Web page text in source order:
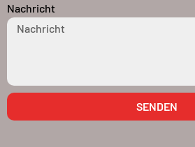
Nachricht
SENDEN